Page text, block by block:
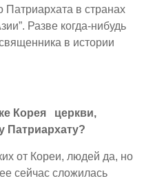
Патриархата в странах
Разве когда-нибудь
в истории
Корея церкви,
Патриархату?
от Кореи, людей да, но
сейчас сложилась